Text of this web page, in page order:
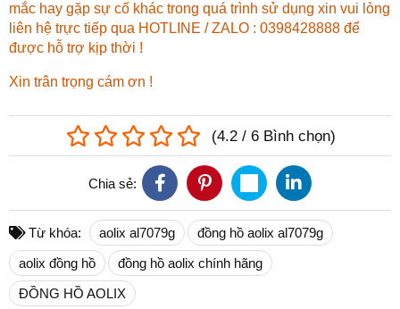
mắc hay gặp sự cố khác trong quá trình sử dụng xin vui lòng
liên hệ trực tiếp qua HOTLINE / ZALO : 0398428888 để
được hỗ trợ kịp thời !
Xin trân trọng cám ơn !
(4.2 / 6 Bình chọn)
Chia sẻ:
Từ khóa: aolix al7079g
đồng hồ aolix al7079g
aolix đồng hồ
đồng hồ aolix chính hãng
ĐỒNG HỒ AOLIX